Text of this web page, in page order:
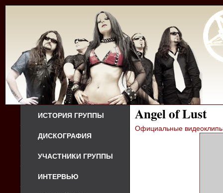
ИСТОРИЯ ГРУППЫ
ДИСКОГРАФИЯ
УЧАСТНИКИ ГРУППЫ
ИНТЕРВЬЮ
Angel of Lust
Официальные